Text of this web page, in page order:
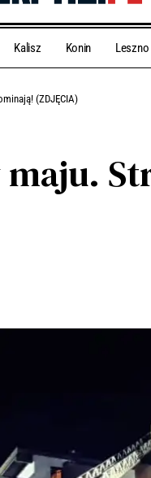
Kalisz Konin Leszno
(ZDJĘCIA)